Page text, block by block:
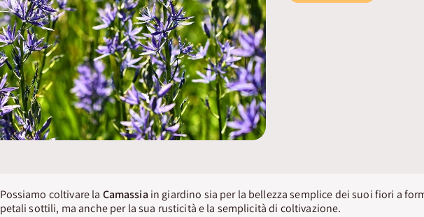
Possiamo coltivare la Camassia in giardino sia per la bellezza semplice dei suoi fiori a
petali sottili, ma anche per la sua rusticità e la semplicità di coltivazione.